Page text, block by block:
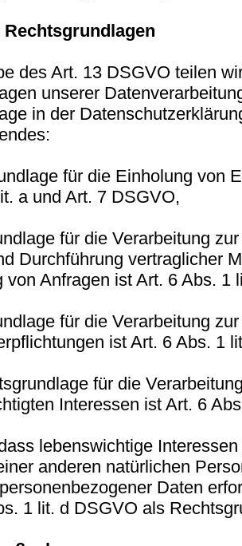
Rechtsgrundlagen
des Art. 13 DSGVO teilen
unserer
in der
für die Einholung von
a und Art. 7 DSGVO,
für die Verarbeitung
Durchführung vertraglicher
von Anfragen ist Art. 6 Abs. 1
für die Verarbeitung
ist Art. 6 Abs. 1
für die
Interessen ist Art. 6
lebenswichtige
anderen natürlichen
Daten
1 lit. d DSGVO als